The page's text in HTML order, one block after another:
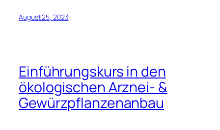
August 25, 2023
Einführungskurs in den
ökologischen Arznei- &
Gewürzpflanzenanbau